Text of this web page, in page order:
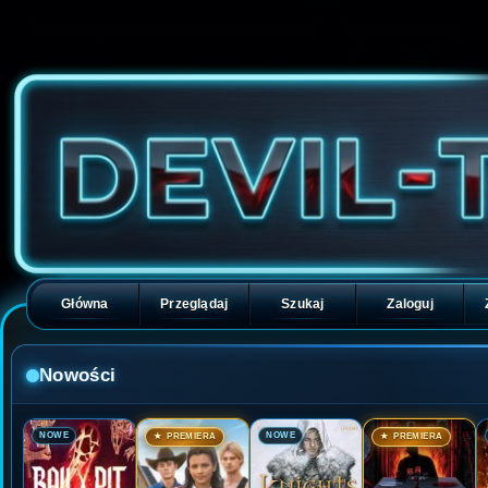
Główna Przeglądaj Szukaj Zaloguj
Nowości
🎬NOWE 🎬★ PREMIERA 🎬NOWE 🎬★ PREMIERA